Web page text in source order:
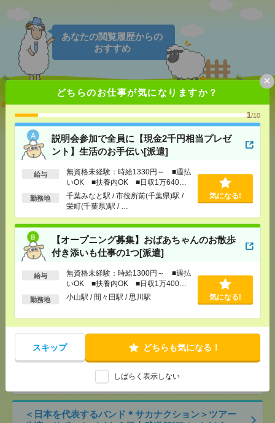
どちらのお仕事が気になりますか？
1/10
説明会参加で全員に【現金2千円相当プレゼ
ント】生活のお手伝い[派遣]
給与
無資格未経験：時給1330円～ ■週払
いOK ■扶養内OK ■日収1万640円
以上
勤務地
千葉みなと駅 / 市役所前(千葉県)駅 /
栄町(千葉県)駅 / …
気になる!
【オープニング募集】おばあちゃんのお散歩
付き添いも仕事の1つ[派遣]
給与
無資格未経験：時給1300円～ ■週払
いOK ■扶養内OK ■日収1万400円
以上
勤務地 小山駅 / 間々田駅 / 思川駅 気になる!
スキップ どちらも気になる！
しばらく表示しない
×
あなたの閲覧履歴からの
おすすめ
活のお手伝い[派遣]
[給 与]
無資格未経験：時給1330円～ ■週払い
OK ■扶養内OK ■日収1万640円以上
[交通費]交通費全額支給
[勤務地]千葉みなと駅/市役所前(千葉県)駅/
栄町
【オープニング募集】おばあちゃんのお散歩付き添
いも仕事の1つ[派遣]
[給 与]
無資格未経験：時給1300円～ ■週払い
OK ■扶養内OK ■日収1万400円以上
[交通費]交通費全額支給（ガソリン代もOK！）
小山駅/間々田駅/思川駅
気になる！
充電を繋げるだけ！[派遣]
[給 与]時給1414円～ ▼日払いOK（規定あ
り） ■初勤務手当あり ※規定による
新宿駅から徒歩 新宿三丁目駅から徒歩/
…
＜日本を代表するバンド＊サカナクション＞ツアー